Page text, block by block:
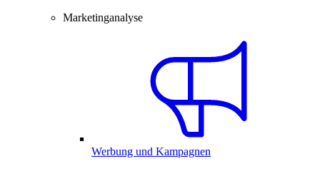
Marketinganalyse
Werbung und Kampagnen